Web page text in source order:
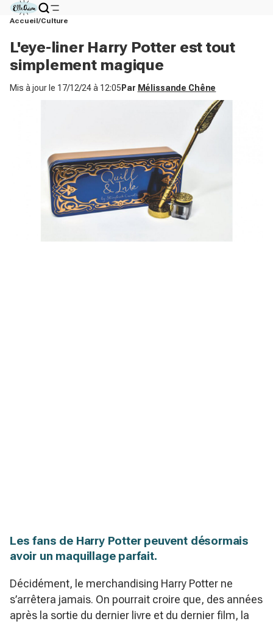
Accueil Culture
L'eye-liner Harry Potter est tout
simplement magique
Mis à jour le 17/12/24 à 12:05 Par Mélissande Chêne
Les fans de Harry Potter peuvent désormais
avoir un maquillage parfait.
Décidément, le merchandising Harry Potter ne
s’arrêtera jamais. On pourrait croire que, des années
après la sortie du dernier livre et du dernier film, la